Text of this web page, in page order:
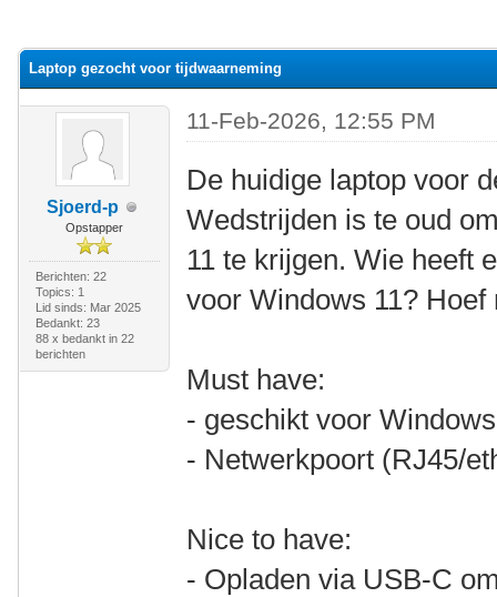
Laptop gezocht voor tijdwaarneming
Sjoerd-p
Opstapper
Berichten: 22
Topics: 1
Lid sinds: Mar 2025
Bedankt: 23
88 x bedankt in 22
berichten
11-Feb-2026, 12:55 PM
De huidige laptop voor
Wedstrijden is te oud
11 te krijgen. Wie heeft
voor Windows 11?
Must have:
- geschikt voor
- Netwerkpoort (RJ45/
Nice to have:
- Opladen via USB-C